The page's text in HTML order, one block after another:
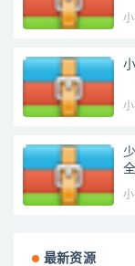
最新资源